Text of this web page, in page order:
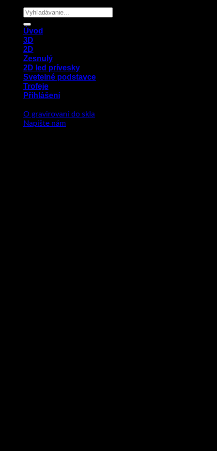
Hledat:
Úvod
3D
2D
Zesnulý
2D led prívesky
Svetelné podstavce
Trofeje
Přihlášení
O gravirovaní do skla
Napište nám